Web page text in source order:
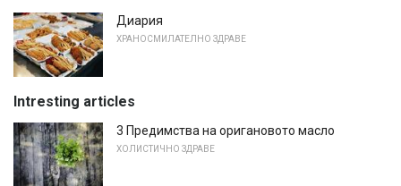
Диария
ХРАНОСМИЛАТЕЛНО ЗДРАВЕ
Intresting articles
3 Предимства на оригановото масло
ХОЛИСТИЧНО ЗДРАВЕ